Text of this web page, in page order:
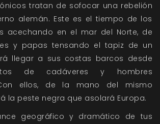
tratan de sofocar una rebelión
alemán. Este es el tiempo de los
acechando en el mar del Norte, de
y papas tensando el tapiz de un
llegar a sus costas barcos desde
de cadáveres y hombres
ellos, de la mano del mismo
la peste negra que asolará Europa.
geográfico y dramático de tus